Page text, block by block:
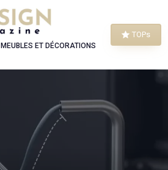
ET DÉCORATIONS
TOPs